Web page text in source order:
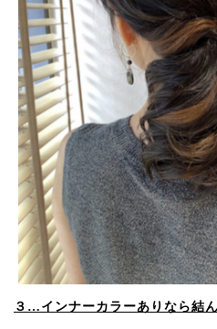
３…インナーカラーありなら結